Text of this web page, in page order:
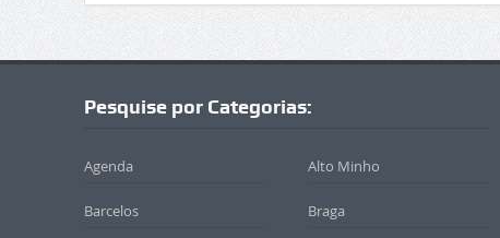
Pesquise por Categorias:
Agenda Alto Minho
Barcelos Braga